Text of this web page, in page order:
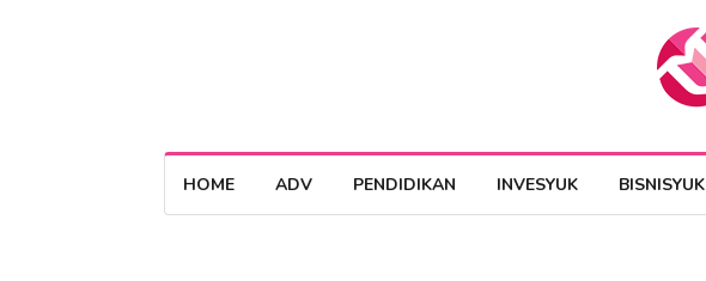
HOME ADV PENDIDIKAN INVESYUK BISNISYUK